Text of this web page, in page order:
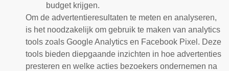
budget krijgen.
Om de advertentieresultaten te meten en analyseren,
is het noodzakelijk om gebruik te maken van analytics
tools zoals Google Analytics en Facebook Pixel. Deze
tools bieden diepgaande inzichten in hoe advertenties
presteren en welke acties bezoekers ondernemen na